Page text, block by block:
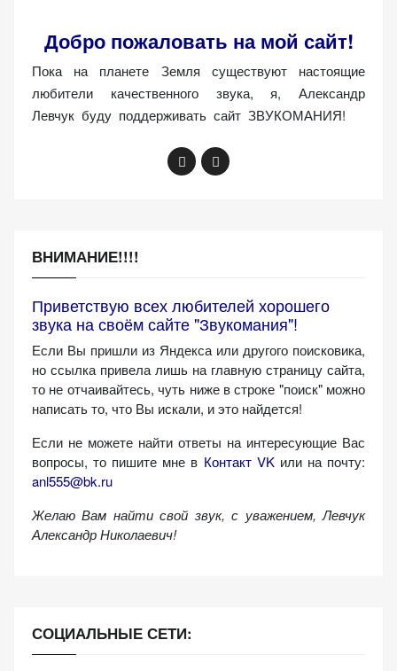
Добро пожаловать на мой сайт!
Пока на планете Земля существуют настоящие
любители качественного звука, я, Александр
Левчук буду поддерживать сайт ЗВУКОМАНИЯ!
ВНИМАНИЕ!!!!
Приветствую всех любителей хорошего
звука на своём сайте "Звукомания"!
Если Вы пришли из Яндекса или другого поисковика,
но ссылка привела лишь на главную страницу сайта,
то не отчаивайтесь, чуть ниже в строке "поиск" можно
написать то, что Вы искали, и это найдется!
Если не можете найти ответы на интересующие Вас
вопросы, то пишите мне в Контакт VKили на почту:
anl555@bk.ru
Желаю Вам найти свой звук, с уважением, Левчук
Александр Николаевич!
СОЦИАЛЬНЫЕ СЕТИ:
cookie, некоторые
исчезнут.
Анонимно, без
персональных
Маркетинговые
(реклама)
Яндекс.Директ:
персонализированная
реклама на основе
Рассказывая о своих
интересах и
поведении при
посещении нашего
контента и
предложений.